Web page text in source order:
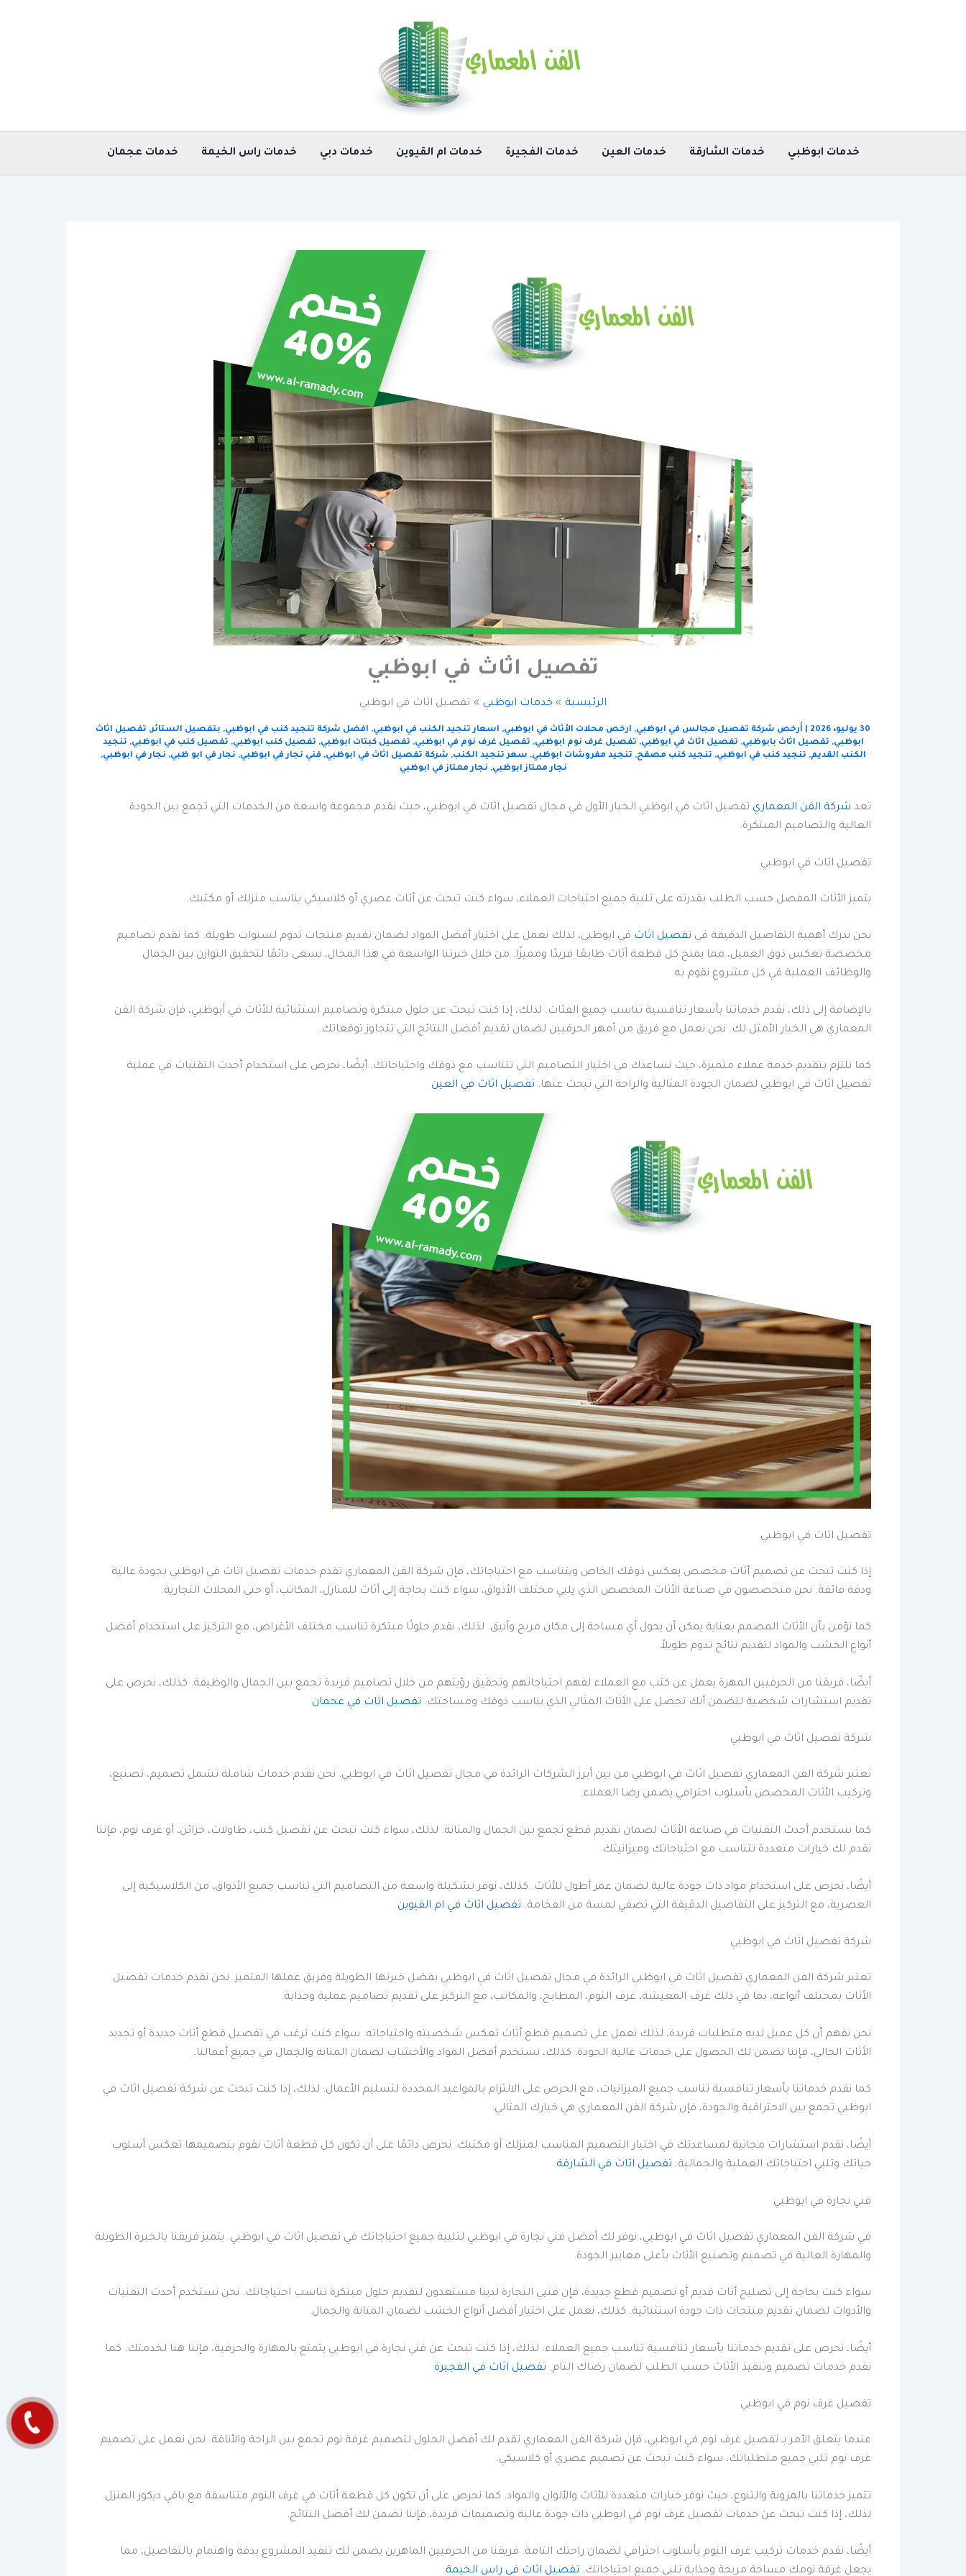
خدمات ابوظبي خدمات الشارقة خدمات العين خدمات الفجيرة خدمات ام القيوين خدمات دبي خدمات راس الخيمة خدمات عجمان
تفصيل اثاث في ابوظبي
الرئيسية خدمات ابوظبي تفصيل اثاث في ابوظبي
30 يوليو، 2026 أرخص شركة تفصيل مجالس في ابوظبي, ارخص محلات الأثاث في ابوظبي, اسعار تنجيد الكنب في ابوظبي, افضل شركة تنجيد كنب في ابوظبي, بتفصيل الستائر, تفصيل اثاث
ابوظبي, تفصيل اثاث بابوظبي, تفصيل اثاث في ابوظبي, تفصيل غرف نوم ابوظبي, تفصيل غرف نوم في ابوظبي, تفصيل كبتات ابوظبي, تفصيل كنب ابوظبي, تفصيل كنب في ابوظبي, تنجيد
الكنب القديم, تنجيد كنب في ابوظبي, تنجيد كنب مصفح, تنجيد مفروشات ابوظبي, سعر تنجيد الكنب, شركة تفصيل اثاث في ابوظبي, فني نجار في ابوظبي, نجار في ابو ظبي, نجار في ابوظبي,
نجار ممتاز ابوظبي, نجار ممتاز في ابوظبي
تعد شركة الفن المعماري تفصيل اثاث في ابوظبي الخيار الأول في مجال تفصيل اثاث في ابوظبي، حيث نقدم مجموعة واسعة من الخدمات التي تجمع بين الجودة
العالية والتصاميم المبتكرة.
تفصيل اثاث في ابوظبي
يتميز الأثاث المفصل حسب الطلب بقدرته على تلبية جميع احتياجات العملاء، سواء كنت تبحث عن أثاث عصري أو كلاسيكي يناسب منزلك أو مكتبك.
نحن ندرك أهمية التفاصيل الدقيقة في تفصيل اثاث في ابوظبي، لذلك نعمل على اختيار أفضل المواد لضمان تقديم منتجات تدوم لسنوات طويلة. كما نقدم تصاميم
مخصصة تعكس ذوق العميل، مما يمنح كل قطعة أثاث طابعًا فريدًا ومميزًا. من خلال خبرتنا الواسعة في هذا المجال، نسعى دائمًا لتحقيق التوازن بين الجمال
والوظائف العملية في كل مشروع نقوم به.
بالإضافة إلى ذلك، نقدم خدماتنا بأسعار تنافسية تناسب جميع الفئات. لذلك، إذا كنت تبحث عن حلول مبتكرة وتصاميم استثنائية للأثاث في أبوظبي، فإن شركة الفن
المعماري هي الخيار الأمثل لك. نحن نعمل مع فريق من أمهر الحرفيين لضمان تقديم أفضل النتائج التي تتجاوز توقعاتك.
كما نلتزم بتقديم خدمة عملاء متميزة، حيث نساعدك في اختيار التصاميم التي تتناسب مع ذوقك واحتياجاتك. أيضًا، نحرص على استخدام أحدث التقنيات في عملية
تفصيل اثاث في ابوظبي لضمان الجودة المثالية والراحة التي تبحث عنها. تفصيل اثاث في العين
تفصيل اثاث في ابوظبي
إذا كنت تبحث عن تصميم أثاث مخصص يعكس ذوقك الخاص ويتناسب مع احتياجاتك، فإن شركة الفن المعماري تقدم خدمات تفصيل اثاث في ابوظبي بجودة عالية
ودقة فائقة. نحن متخصصون في صناعة الأثاث المخصص الذي يلبي مختلف الأذواق، سواء كنت بحاجة إلى أثاث للمنازل، المكاتب، أو حتى المحلات التجارية.
كما نؤمن بأن الأثاث المصمم بعناية يمكن أن يحول أي مساحة إلى مكان مريح وأنيق. لذلك، نقدم حلولًا مبتكرة تناسب مختلف الأغراض، مع التركيز على استخدام أفضل
أنواع الخشب والمواد لتقديم نتائج تدوم طويلاً.
أيضًا، فريقنا من الحرفيين المهرة يعمل عن كثب مع العملاء لفهم احتياجاتهم وتحقيق رؤيتهم من خلال تصاميم فريدة تجمع بين الجمال والوظيفة. كذلك، نحرص على
تقديم استشارات شخصية لتضمن أنك تحصل على الأثاث المثالي الذي يناسب ذوقك ومساحتك. تفصيل اثاث في عجمان
شركة تفصيل اثاث في ابوظبي
تعتبر شركة الفن المعماري تفصيل اثاث في ابوظبي من بين أبرز الشركات الرائدة في مجال تفصيل اثاث في ابوظبي. نحن نقدم خدمات شاملة تشمل تصميم، تصنيع،
وتركيب الأثاث المخصص بأسلوب احترافي يضمن رضا العملاء.
كما نستخدم أحدث التقنيات في صناعة الأثاث لضمان تقديم قطع تجمع بين الجمال والمتانة. لذلك، سواء كنت تبحث عن تفصيل كنب، طاولات، خزائن، أو غرف نوم، فإننا
نقدم لك خيارات متعددة تتناسب مع احتياجاتك وميزانيتك.
أيضًا، نحرص على استخدام مواد ذات جودة عالية لضمان عمر أطول للأثاث. كذلك، نوفر تشكيلة واسعة من التصاميم التي تناسب جميع الأذواق، من الكلاسيكية إلى
العصرية، مع التركيز على التفاصيل الدقيقة التي تضفي لمسة من الفخامة. تفصيل اثاث في ام القيوين
شركة تفصيل اثاث في ابوظبي
تعتبر شركة الفن المعماري تفصيل اثاث في ابوظبي الرائدة في مجال تفصيل اثاث في ابوظبي بفضل خبرتها الطويلة وفريق عملها المتميز. نحن نقدم خدمات تفصيل
الأثاث بمختلف أنواعه، بما في ذلك غرف المعيشة، غرف النوم، المطابخ، والمكاتب، مع التركيز على تقديم تصاميم عملية وجذابة.
نحن نفهم أن كل عميل لديه متطلبات فريدة، لذلك نعمل على تصميم قطع أثاث تعكس شخصيته واحتياجاته. سواء كنت ترغب في تفصيل قطع أثاث جديدة أو تجديد
الأثاث الحالي، فإننا نضمن لك الحصول على خدمات عالية الجودة. كذلك، نستخدم أفضل المواد والأخشاب لضمان المتانة والجمال في جميع أعمالنا.
كما نقدم خدماتنا بأسعار تنافسية تناسب جميع الميزانيات، مع الحرص على الالتزام بالمواعيد المحددة لتسليم الأعمال. لذلك، إذا كنت تبحث عن شركة تفصيل اثاث في
ابوظبي تجمع بين الاحترافية والجودة، فإن شركة الفن المعماري هي خيارك المثالي.
أيضًا، نقدم استشارات مجانية لمساعدتك في اختيار التصميم المناسب لمنزلك أو مكتبك. نحرص دائمًا على أن تكون كل قطعة أثاث نقوم بتصميمها تعكس أسلوب
حياتك وتلبي احتياجاتك العملية والجمالية. تفصيل اثاث في الشارقة
فني نجارة في ابوظبي
في شركة الفن المعماري تفصيل اثاث في ابوظبي، نوفر لك أفضل فني نجارة في ابوظبي لتلبية جميع احتياجاتك في تفصيل اثاث في ابوظبي. يتميز فريقنا بالخبرة الطويلة
والمهارة العالية في تصميم وتصنيع الأثاث بأعلى معايير الجودة.
سواء كنت بحاجة إلى تصليح أثاث قديم أو تصميم قطع جديدة، فإن فنيي النجارة لدينا مستعدون لتقديم حلول مبتكرة تناسب احتياجاتك. نحن نستخدم أحدث التقنيات
والأدوات لضمان تقديم منتجات ذات جودة استثنائية. كذلك، نعمل على اختيار أفضل أنواع الخشب لضمان المتانة والجمال.
أيضًا، نحرص على تقديم خدماتنا بأسعار تنافسية تناسب جميع العملاء. لذلك، إذا كنت تبحث عن فني نجارة في ابوظبي يتمتع بالمهارة والحرفية، فإننا هنا لخدمتك. كما
نقدم خدمات تصميم وتنفيذ الأثاث حسب الطلب لضمان رضاك التام. تفصيل اثاث في الفجيرة
تفصيل غرف نوم في ابوظبي
عندما يتعلق الأمر بـ تفصيل غرف نوم في ابوظبي، فإن شركة الفن المعماري تقدم لك أفضل الحلول لتصميم غرفة نوم تجمع بين الراحة والأناقة. نحن نعمل على تصميم
غرف نوم تلبي جميع متطلباتك، سواء كنت تبحث عن تصميم عصري أو كلاسيكي.
تتميز خدماتنا بالمرونة والتنوع، حيث نوفر خيارات متعددة للأثاث والألوان والمواد. كما نحرص على أن تكون كل قطعة أثاث في غرف النوم متناسقة مع باقي ديكور المنزل.
لذلك، إذا كنت تبحث عن خدمات تفصيل غرف نوم في ابوظبي ذات جودة عالية وتصميمات فريدة، فإننا نضمن لك أفضل النتائج.
أيضًا، نقدم خدمات تركيب غرف النوم بأسلوب احترافي لضمان راحتك التامة. فريقنا من الحرفيين الماهرين يضمن لك تنفيذ المشروع بدقة واهتمام بالتفاصيل، مما
يجعل غرفة نومك مساحة مريحة وجذابة تلبي جميع احتياجاتك. تفصيل اثاث في راس الخيمة